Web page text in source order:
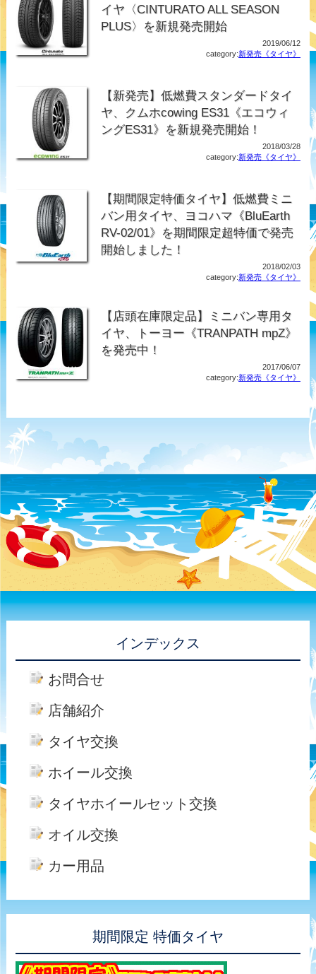
イヤ〈CINTURATO ALL SEASON
PLUS〉を新規発売開始
2019/06/12
category:新発売《タイヤ》
【新発売】低燃費スタンダードタイ
ヤ、クムホcowing ES31《エコウィ
ングES31》を新規発売開始！
2018/03/28
category:新発売《タイヤ》
【期間限定特価タイヤ】低燃費ミニ
バン用タイヤ、ヨコハマ《BluEarth
RV-02/01》を期間限定超特価で発売
開始しました！
2018/02/03
category:新発売《タイヤ》
【店頭在庫限定品】ミニバン専用タ
イヤ、トーヨー《TRANPATH mpZ》
を発売中！
2017/06/07
category:新発売《タイヤ》
インデックス
お問合せ
店舗紹介
タイヤ交換
ホイール交換
タイヤホイールセット交換
オイル交換
カー用品
期間限定 特価タイヤ